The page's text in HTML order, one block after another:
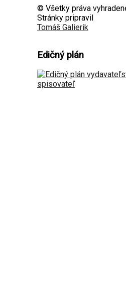
© Všetky práva
Stránky pripravil
Tomáš Galierik
Edičný plán